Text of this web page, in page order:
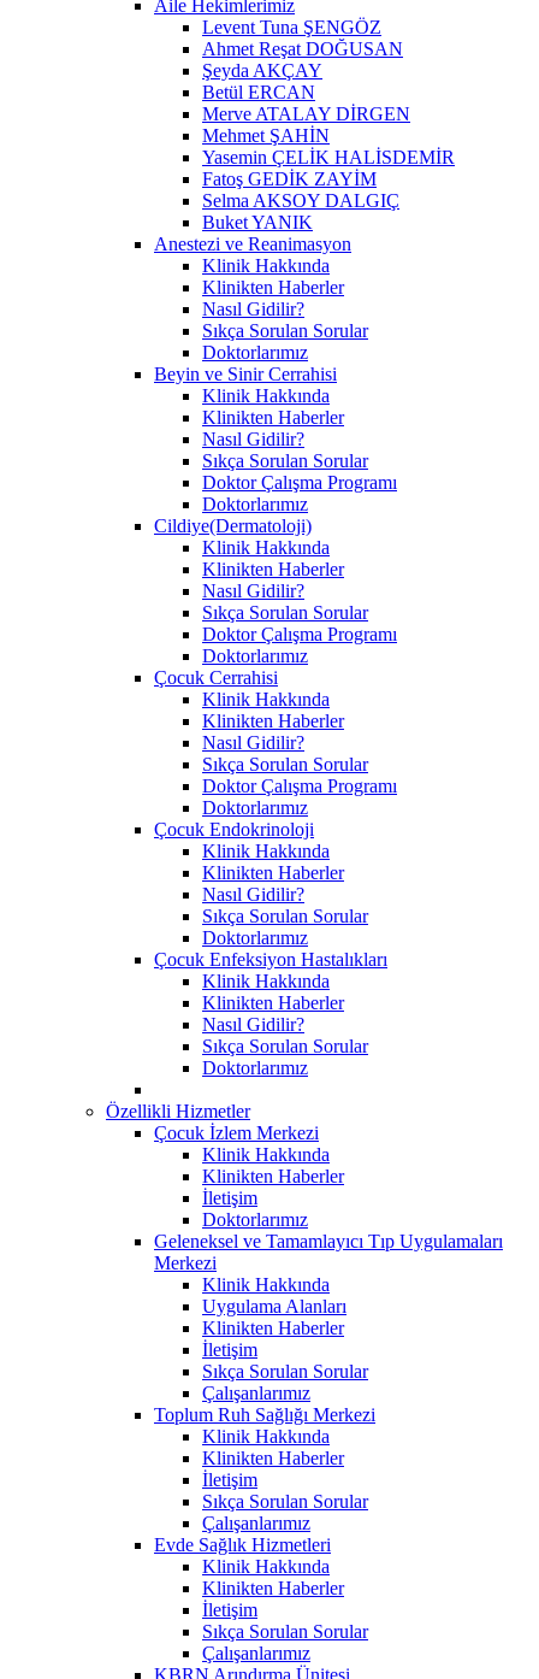
Aile Hekimlerimiz
Levent Tuna ŞENGÖZ
Ahmet Reşat DOĞUSAN
Şeyda AKÇAY
Betül ERCAN
Merve ATALAY DİRGEN
Mehmet ŞAHİN
Yasemin ÇELİK HALİSDEMİR
Fatoş GEDİK ZAYİM
Selma AKSOY DALGIÇ
Buket YANIK
Anestezi ve Reanimasyon
Klinik Hakkında
Klinikten Haberler
Nasıl Gidilir?
Sıkça Sorulan Sorular
Doktorlarımız
Beyin ve Sinir Cerrahisi
Klinik Hakkında
Klinikten Haberler
Nasıl Gidilir?
Sıkça Sorulan Sorular
Doktor Çalışma Programı
Doktorlarımız
Cildiye(Dermatoloji)
Klinik Hakkında
Klinikten Haberler
Nasıl Gidilir?
Sıkça Sorulan Sorular
Doktor Çalışma Programı
Doktorlarımız
Çocuk Cerrahisi
Klinik Hakkında
Klinikten Haberler
Nasıl Gidilir?
Sıkça Sorulan Sorular
Doktor Çalışma Programı
Doktorlarımız
Çocuk Endokrinoloji
Klinik Hakkında
Klinikten Haberler
Nasıl Gidilir?
Sıkça Sorulan Sorular
Doktorlarımız
Çocuk Enfeksiyon Hastalıkları
Klinik Hakkında
Klinikten Haberler
Nasıl Gidilir?
Sıkça Sorulan Sorular
Doktorlarımız
Özellikli Hizmetler
Çocuk İzlem Merkezi
Klinik Hakkında
Klinikten Haberler
İletişim
Doktorlarımız
Geleneksel ve Tamamlayıcı Tıp Uygulamaları
Merkezi
Klinik Hakkında
Uygulama Alanları
Klinikten Haberler
İletişim
Sıkça Sorulan Sorular
Çalışanlarımız
Toplum Ruh Sağlığı Merkezi
Klinik Hakkında
Klinikten Haberler
İletişim
Sıkça Sorulan Sorular
Çalışanlarımız
Evde Sağlık Hizmetleri
Klinik Hakkında
Klinikten Haberler
İletişim
Sıkça Sorulan Sorular
Çalışanlarımız
KBRN Arındırma Ünitesi